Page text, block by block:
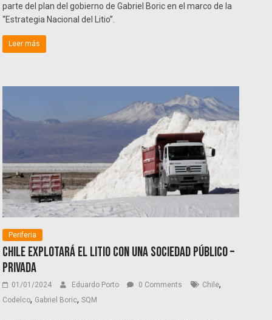
parte del plan del gobierno de Gabriel Boric en el marco de la
“Estrategia Nacional del Litio”.
Leer más
Periferia
Chile explotará el litio con una sociedad público –
privada
01/01/2024 Eduardo Porto 0 Comments Chile,
Codelco, Gabriel Boric,SQM